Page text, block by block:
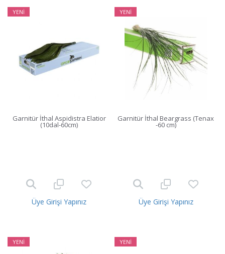
Garnitür İthal Aspidistra Elatior
(10dal-60cm)
Üye Girişi Yapınız
YENİ
Garnitür İthal Beargrass (Tenax
-60 cm)
Üye Girişi Yapınız
YENİ
YENİ YENİ